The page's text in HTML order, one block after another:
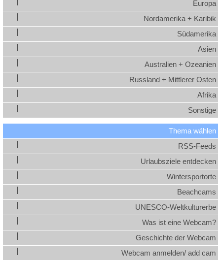
Europa
Nordamerika + Karibik
Südamerika
Asien
Australien + Ozeanien
Russland + Mittlerer Osten
Afrika
Sonstige
Thema wählen
RSS-Feeds
Urlaubsziele entdecken
Wintersportorte
Beachcams
UNESCO-Weltkulturerbe
Was ist eine Webcam?
Geschichte der Webcam
Webcam anmelden/ add cam